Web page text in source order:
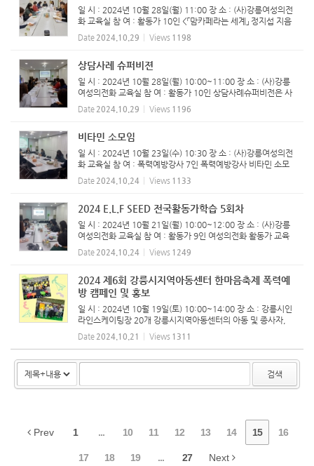
일 시 : 2024년 10월 28일(월) 11:00 장 소 : (사)강릉여성의전
화 교육실 참 여 : 활동가 10인 <「맘카페라는 세계」 정지섭 지음
> 엄마들의 커뮤니티, 맘카페란 도대체 어떤 공간인가? 어쩌다
가 이 공동체는 그토록 혐오의 대상이 되었나? 엄마들이 ‘맘...
Date 2024.10.29 Views 1198
상담사례 슈퍼비젼
일 시 : 2024년 10월 28일(월) 10:00~11:00 장 소 : (사)강릉
여성의전화 교육실 참 여 : 활동가 10인 상담사례슈퍼비전은 사
례관리의 효율적 수행과 상담자의 역량강화를 위해 매월 진행하
고 있습니다.
Date 2024.10.29 Views 1196
비타민 소모임
일 시 : 2024년 10월 23일(수) 10:30 장 소 : (사)강릉여성의전
화 교육실 참 여 : 폭력예방강사 7인 ​폭력예방강사 비타민 소모
임 진행하였습니다.
Date 2024.10.24 Views 1133
2024 E.L.F SEED 전국활동가학습 5회차
일 시 : 2024년 10월 21일(월) 10:00~12:00 장 소 : (사)강릉
여성의전화 교육실 참 여 : 활동가 9인 여성의전화 활동가 교육
E.L.F SEED 5회차 교육을 진행하였습니다. 친밀한 관계 내 여
성폭력 입법 방향에 대해 함께 논의하는 시간이었습니다.
Date 2024.10.24 Views 1249
2024 제6회 강릉시지역아동센터 한마음축제 폭력예
방 캠페인 및 홍보
일 시 : 2024년 10월 19일(토) 10:00~14:00 장 소 : 강릉시인
라인스케이팅장 20개 강릉시지역아동센터의 아동 및 종사자,
보호자를 대상으로 강릉여성의전화 활동가들과 대학생 자원봉
사자들과 함께 폭력예방 부스 운영을 하였습니다. 홍보부스에서
Date 2024.10.21 Views 1311
검색
Prev 1 ... 10 11 12 13 14 15 16
17 18 19 ... 27 Next